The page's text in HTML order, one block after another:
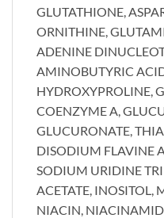
GLUTATHIONE,
ORNITHINE,
ADENINE
AMINOBUTYRIC
HYDROXYPROLINE,
COENZYME A,
GLUCURONATE,
DISODIUM FLAVINE
SODIUM URIDINE
ACETATE, INOSITOL,
NIACIN,